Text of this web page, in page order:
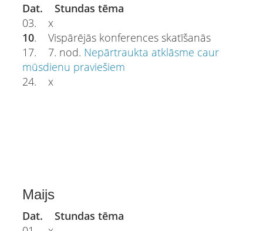
Dat. Stundas tēma
03. x
10. Vispārējās konferences skatīšanās
17. 7. nod. Nepārtraukta atklāsme caur
mūsdienu praviešiem
24. x
Maijs
Dat. Stundas tēma